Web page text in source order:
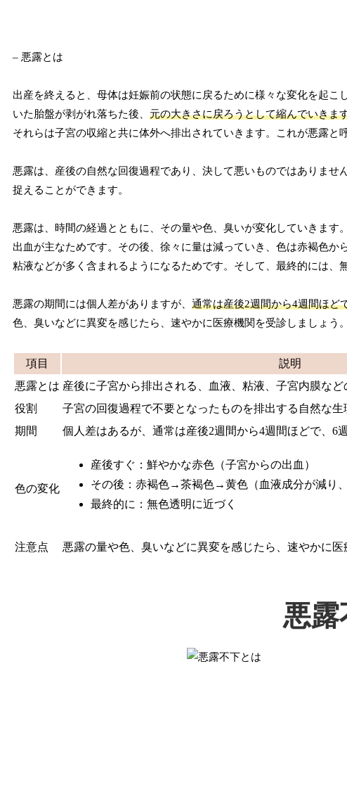
– 悪露とは
出産を終えると、母体は妊娠前の状態に戻るために様々な変化を起
いた胎盤が剥がれ落ちた後、 元の大きさに戻ろうとして縮んでいきま
それらは子宮の収縮と共に体外へ排出されていきます。これが悪露と
悪露は、産後の自然な回復過程であり、決して悪いものではありませ
捉えることができます。
悪露は、時間の経過とともに、その量や色、臭いが変化していきま
出血が主なためです。その後、徐々に量は減っていき、色は赤褐色
粘液などが多く含まれるようになるためです。そして、最終的には、
悪露の期間には個人差がありますが、 通常は産後2週間から4週間ほど
色、臭いなどに異変を感じたら、速やかに医療機関を受診しましょう。
項目
説明
悪露とは 産後に子宮から排出される、血液、粘液、子宮内膜など
役割
子宮の回復過程で不要となったものを排出する自然な生
期間
個人差はあるが、通常は産後2週間から4週間ほどで、6
色の変化
産後すぐ：鮮やかな赤色（子宮からの出血）
その後：赤褐色→茶褐色→黄色（血液成分が減り
最終的に：無色透明に近づく
注意点 悪露の量や色、臭いなどに異変を感じたら、速やかに医
悪露